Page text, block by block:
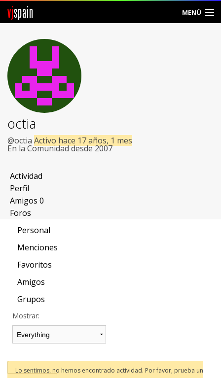
vjspain MENÚ
Foros
Noticias
Vjspain
Ayuda
Contacto
Entrar
Crear Cuenta
octia
@octia Activo hace 17 años, 1 mes
En la Comunidad desde 2007
Actividad
Perfil
Amigos 0
Foros
Personal
Menciones
Favoritos
Amigos
Grupos
Mostrar:
Lo sentimos, no hemos encontrado actividad. Por favor, prueba un